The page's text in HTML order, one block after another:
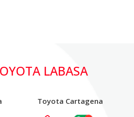
LABASA
Toyota Cartagena